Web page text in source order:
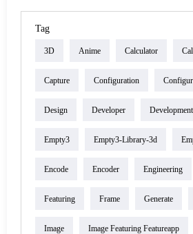
Tag
3D Anime Calculator
Capture Configuration
Design Developer Development
Empty3 Empty3-Library-3d
Encode Encoder Engineering
Featuring Frame Generate
Image Image Featuring Featureapp